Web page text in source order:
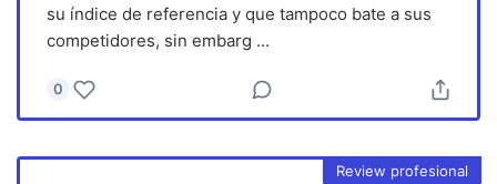
su índice de referencia y que tampoco bate a sus
competidores, sin embarg ...
0
Review profesional